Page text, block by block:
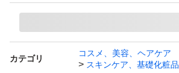
カテゴリ
コスメ、美容、ヘアケア
スキンケア、基礎化粧品